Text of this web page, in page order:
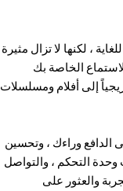
، لكنها لا تزال مثيرة
الخاصة بك
إلى أفلام ومسلسلات
الدافع وراءك ، وتحسين
وحدة التحكم ، والتواصل
والعثور على